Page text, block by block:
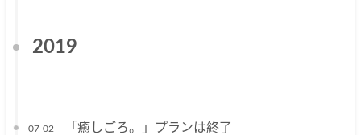
2019
07-02 「癒しごろ。」プランは終了